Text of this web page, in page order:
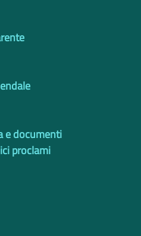
e documenti
proclami